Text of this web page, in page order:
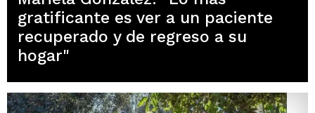
gratificante es ver a un paciente
recuperado y de regreso a su
hogar"